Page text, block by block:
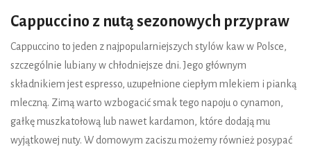
Cappuccino z nutą sezonowych przypraw
Cappuccino to jeden z najpopularniejszych stylów kaw w Polsce,
szczególnie lubiany w chłodniejsze dni. Jego głównym
składnikiem jest espresso, uzupełnione ciepłym mlekiem i pianką
mleczną. Zimą warto wzbogacić smak tego napoju o cynamon,
gałkę muszkatołową lub nawet kardamon, które dodają mu
wyjątkowej nuty. W domowym zaciszu możemy również posypać